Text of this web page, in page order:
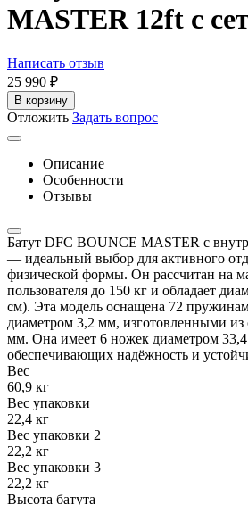
MASTER 12ft с
Написать отзыв
25 990 ₽
В корзину
Отложить Задать вопрос
Описание
Особенности
Отзывы
Батут DFC BOUNCE MASTER с
— идеальный выбор для активного
физической формы. Он рассчитан на
пользователя до 150 кг и обладает
см). Эта модель оснащена 72
диаметром 3,2 мм, изготовленными
мм. Она имеет 6 ножек диаметром
обеспечивающих надёжность и
Вес
60,9 кг
Вес упаковки
22,4 кг
Вес упаковки 2
22,2 кг
Вес упаковки 3
22,2 кг
Высота батута